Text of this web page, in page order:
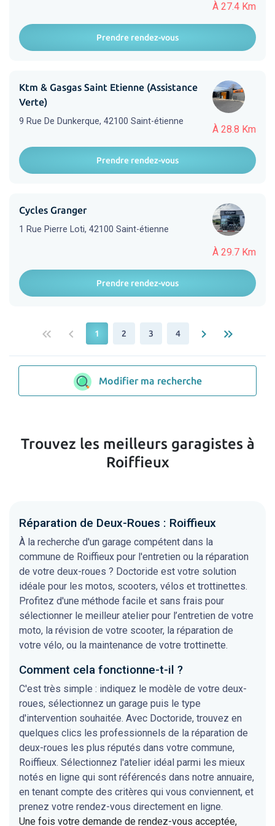
À 27.4 Km
Prendre rendez-vous
À 28.8 Km
Ktm & Gasgas Saint Etienne (Assistance
Verte)
9 Rue De Dunkerque, 42100 Saint-étienne
Prendre rendez-vous
À 29.7 Km
Cycles Granger
1 Rue Pierre Loti, 42100 Saint-étienne
Prendre rendez-vous
keyboard_double_arrow_left keyboard_arrow_left 1 2 3 4 keyboard_arrow_right keyboard_double_arrow_right
Modifier ma recherche
Trouvez les meilleurs garagistes à
Roiffieux
Réparation de Deux-Roues : Roiffieux
À la recherche d'un garage compétent dans la
commune de Roiffieux pour l'entretien ou la réparation
de votre deux-roues ? Doctoride est votre solution
idéale pour les motos, scooters, vélos et trottinettes.
Profitez d'une méthode facile et sans frais pour
sélectionner le meilleur atelier pour l’entretien de votre
moto, la révision de votre scooter, la réparation de
votre vélo, ou la maintenance de votre trottinette.
Comment cela fonctionne-t-il ?
C'est très simple : indiquez le modèle de votre deux-
roues, sélectionnez un garage puis le type
d'intervention souhaitée. Avec Doctoride, trouvez en
quelques clics les professionnels de la réparation de
deux-roues les plus réputés dans votre commune,
Roiffieux. Sélectionnez l'atelier idéal parmi les mieux
notés en ligne qui sont référencés dans notre annuaire,
en tenant compte des critères qui vous conviennent, et
prenez votre rendez-vous directement en ligne.
Une fois votre demande de rendez-vous acceptée,